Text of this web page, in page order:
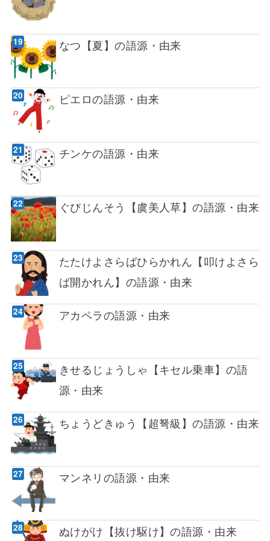
なつ【夏】の語源・由来
ピエロの語源・由来
チンケの語源・由来
ぐびじんそう【虞美人草】の語源・由来
たたけよさらばひらかれん【叩けよさら
ば開かれん】の語源・由来
アカペラの語源・由来
きせるじょうしゃ【キセル乗車】の語
源・由来
ちょうどきゅう【超弩級】の語源・由来
マンネリの語源・由来
ぬけがけ【抜け駆け】の語源・由来